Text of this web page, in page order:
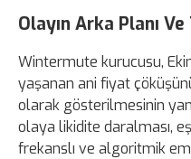
Olayın Arka Planı
Wintermute kurucusu,
yaşanan ani fiyat
olarak gösterilmesinin
olaya likidite daralması,
frekanslı ve algoritmik